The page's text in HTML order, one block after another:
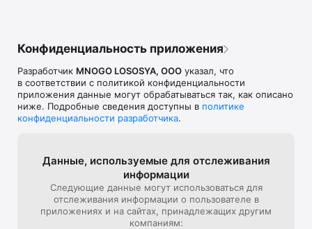
https://t.me/mnogo_lososya, в группе VK —
https://twitter.com/mnogolososyaa.
Если возникли какие-либо вопросы, с радостью на них
ответим по телефону — +7 (499) 755-78-70 или по e-mail —
reviews@mnogolososya.ru.
Петербурге и Ростове-на-Дону. Минимальная сумма заказа
— от 900 рублей, в зависимости от зоны доставки.
Наш сайт - https://mnogolososya.ru/
Конфиденциальность приложения
Разработчик MNOGO LOSOSYA, OOO указал, что
в соответствии с политикой конфиденциальности
приложения данные могут обрабатываться так, как описано
ниже. Подробные сведения доступны в политике
конфиденциальности разработчика.
Данные, используе­мые для отслежи­вания
информации
Следующие данные могут использоваться для
отслеживания информации о пользователе в
приложениях и на сайтах, принадлежащих другим
компаниям: